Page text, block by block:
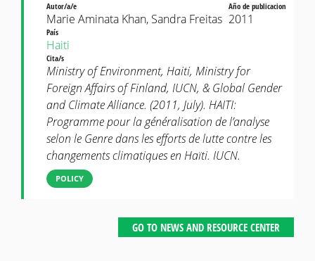
Autor/a/e
Marie Aminata Khan, Sandra Freitas
Año de publicacion
2011
País
Haiti
Cita/s
Ministry of Environment, Haiti, Ministry for
Foreign Affairs of Finland, IUCN, & Global Gender
and Climate Alliance. (2011, July). HAITI:
Programme pour la généralisation de l’analyse
selon le Genre dans les efforts de lutte contre les
changements climatiques en Haïti. IUCN.
POLICY
GO TO NEWS AND RESOURCE CENTER